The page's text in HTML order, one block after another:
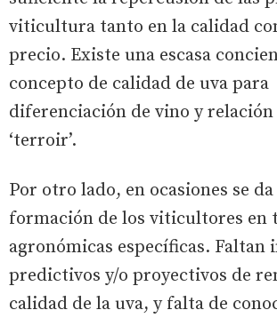
viticultura tanto en la calidad
precio. Existe una escasa
concepto de calidad de uva para
diferenciación de vino y relación
‘terroir’.
Por otro lado, en ocasiones se da
formación de los viticultores en
agronómicas específicas. Faltan
predictivos y/o proyectivos de
calidad de la uva, y falta de